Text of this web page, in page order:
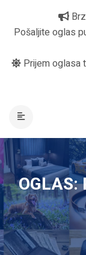
Pošaljite oglas
Prijem oglasa
OGLAS: